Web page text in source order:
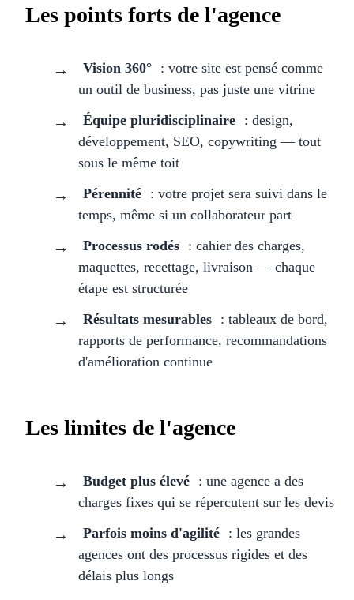
Les points forts de l'agence
Vision 360° : votre site est pensé comme
un outil de business, pas juste une vitrine
Équipe pluridisciplinaire : design,
développement, SEO, copywriting — tout
sous le même toit
Pérennité : votre projet sera suivi dans le
temps, même si un collaborateur part
Processus rodés : cahier des charges,
maquettes, recettage, livraison — chaque
étape est structurée
Résultats mesurables : tableaux de bord,
rapports de performance, recommandations
d'amélioration continue
Les limites de l'agence
Budget plus élevé : une agence a des
charges fixes qui se répercutent sur les devis
Parfois moins d'agilité : les grandes
agences ont des processus rigides et des
délais plus longs